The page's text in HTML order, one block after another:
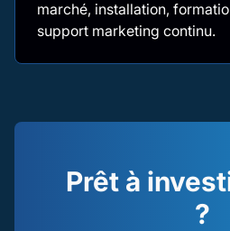
marché, installation,
support marketing continu.
Prêt à
?